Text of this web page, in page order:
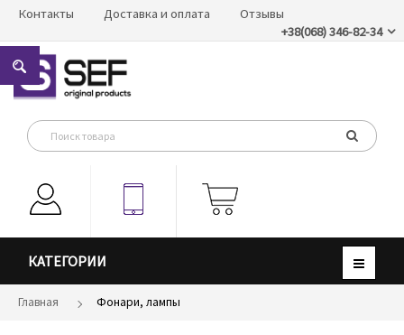
Контакты Доставка и оплата
Отзывы
+38(068) 346-82-34
КАТЕГОРИИ
Главная Фонари, лампы